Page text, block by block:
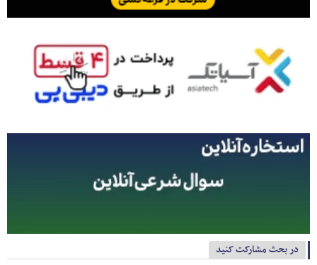
در بحث مشارکت کنید